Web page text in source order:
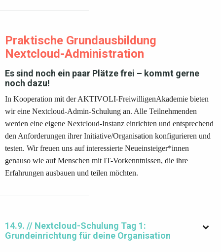
Praktische Grundausbildung
Nextcloud-Administration
Es sind noch ein paar Plätze frei – kommt gerne
noch dazu!
In Kooperation mit der AKTIVOLI-FreiwilligenAkademie bieten
wir eine Nextcloud-Admin-Schulung an. Alle Teilnehmenden
werden eine eigene Nextcloud-Instanz einrichten und entsprechend
den Anforderungen ihrer Initiative/Organisation konfigurieren und
testen. Wir freuen uns auf interessierte Neueinsteiger*innen
genauso wie auf Menschen mit IT-Vorkenntnissen, die ihre
Erfahrungen ausbauen und teilen möchten.
14.9. // Nextcloud-Schulung Tag 1:
Grundeinrichtung für deine Organisation